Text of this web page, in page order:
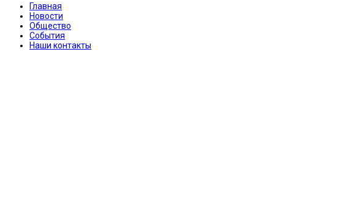
Главная
Новости
Общество
События
Наши контакты